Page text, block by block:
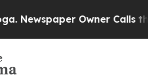
Owner Calls the